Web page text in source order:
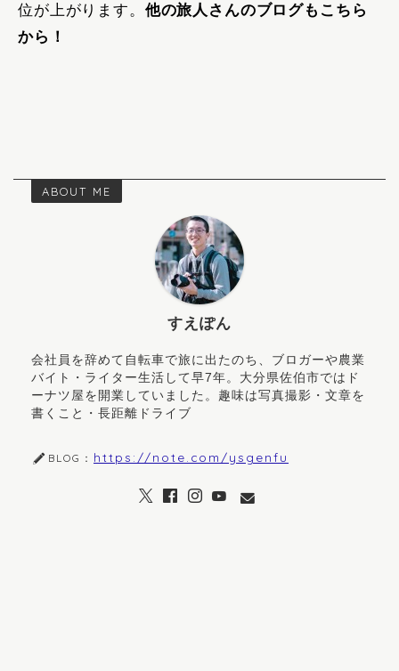
位が上がります。 他の旅人さんのブログもこちら
から！
ABOUT ME
すえぽん
会社員を辞めて自転車で旅に出たのち、ブロガーや農業
バイト・ライター生活して早7年。大分県佐伯市ではド
ーナツ屋を開業していました。趣味は写真撮影・文章を
書くこと・長距離ドライブ
BLOG： https://note.com/ysgenfu